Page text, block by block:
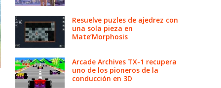
Resuelve puzles de ajedrez con
una sola pieza en
Mate’Morphosis
Arcade Archives TX-1 recupera
uno de los pioneros de la
conducción en 3D